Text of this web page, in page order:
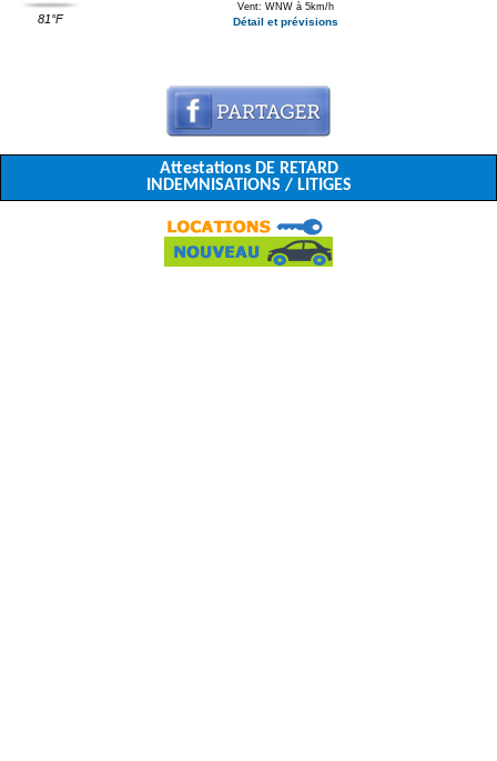
81°F
Vent: WNW à 5km/h
Détail et prévisions
Attestations DE RETARD
INDEMNISATIONS / LITIGES